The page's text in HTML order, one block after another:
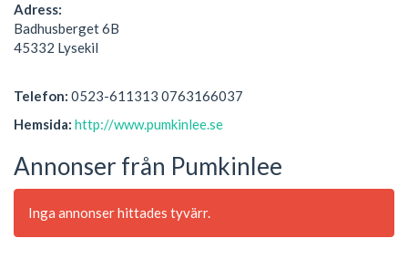
Adress:
Badhusberget 6B
45332 Lysekil
Telefon: 0523-611313 0763166037
Hemsida: http://www.pumkinlee.se
Annonser från Pumkinlee
Inga annonser hittades tyvärr.